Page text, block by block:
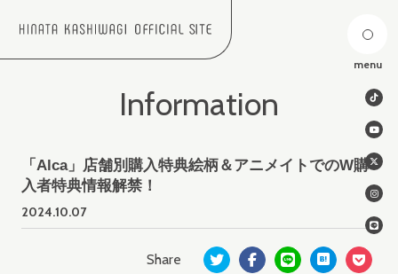
menu
Information
「Alca」店舗別購入特典絵柄＆アニメイトでのW購
入者特典情報解禁！
2024.10.07